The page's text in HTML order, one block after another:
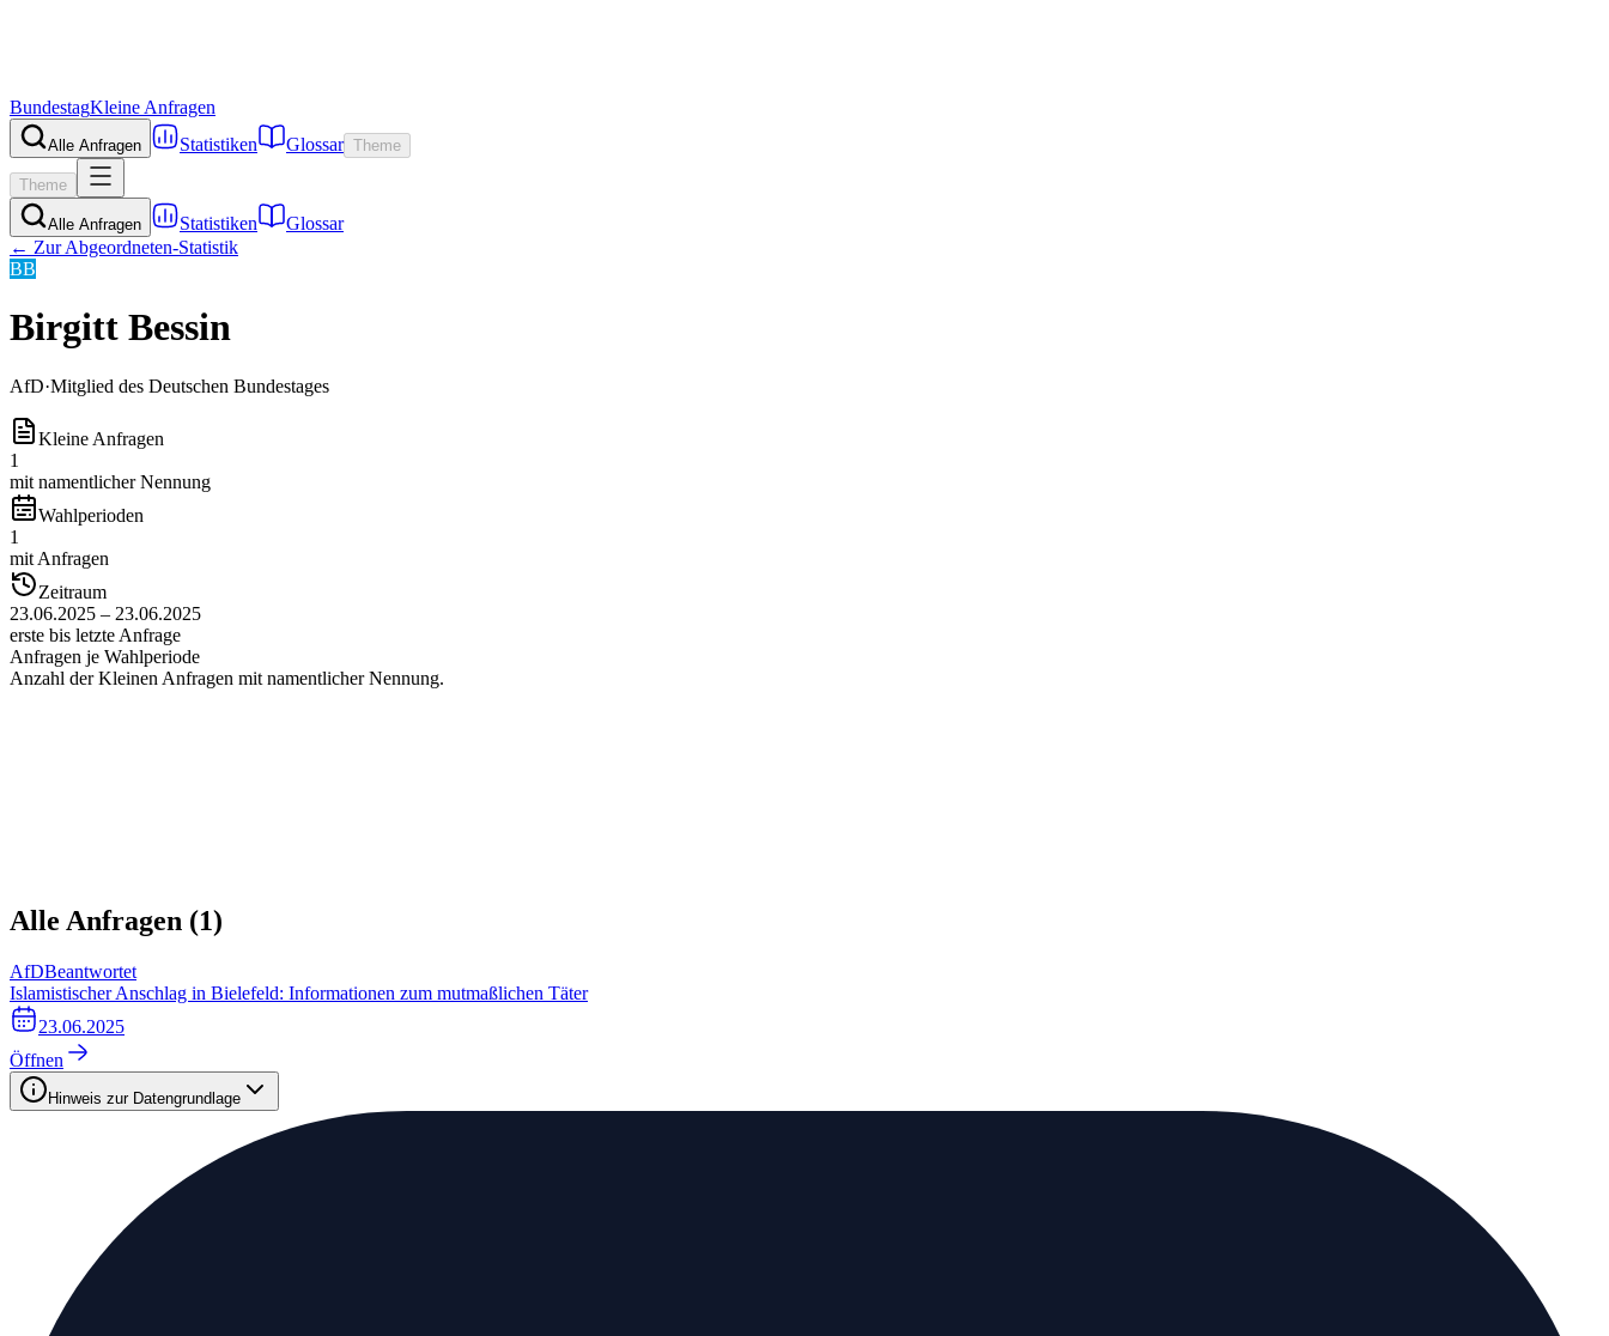
BundestagKleine Anfragen
Alle Anfragen Statistiken Glossar Theme
Theme
Alle Anfragen Statistiken
Glossar
← Zur Abgeordneten-Statistik
BB
Birgitt Bessin
AfD·Mitglied des Deutschen Bundestages
Kleine Anfragen
1
mit namentlicher Nennung
Wahlperioden
1
mit Anfragen
Zeitraum
23.06.2025 – 23.06.2025
erste bis letzte Anfrage
Anfragen je Wahlperiode
Anzahl der Kleinen Anfragen mit namentlicher Nennung.
Alle Anfragen (1)
AfDBeantwortet
Islamistischer Anschlag in Bielefeld: Informationen zum mutmaßlichen Täter
23.06.2025
Öffnen
Hinweis zur Datengrundlage